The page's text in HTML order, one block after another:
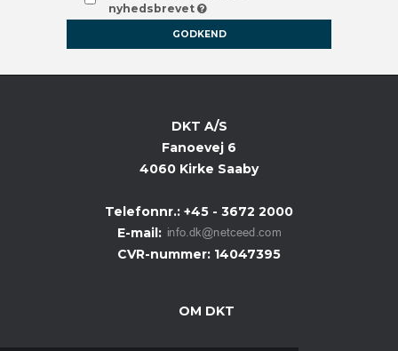
nyhedsbrevet
GODKEND
DKT A/S
Fanoevej 6
4060 Kirke Saaby
Telefonnr.: +45 - 3672 2000
E-mail:
CVR-nummer: 14047395
OM DKT